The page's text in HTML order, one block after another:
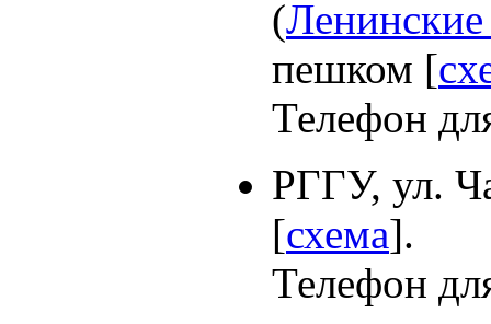
(
пешком [
Телефон
РГГУ, ул.
[схема].
Телефон